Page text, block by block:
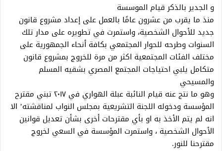
و الجدير بالذكر قيام الموسسة
منذ ما يقرب من عشرون عامًا بالعمل على إعداد مشروع قانون
جديد للأحوال الشخصية، واستمرت في تطويره على مدار تلك
السنوات وطرحه للحوار المجتمعي بكافة أنحاء الجمهورية على
مختلف الفئات المجتمعية اكثر من مرة للخروج بمشروع قانون
متكامل يلبي احتياجات المجتمع المصري بشقيه المسلم
والمسيحي
وهو ما نتج عنه قيام النائبة عبلة الهواري في ٢٠١٧ تبني مقترح
المؤسسة ودخوله اللجنة التشريعية بمجلس النواب لمناقشته’ الا
انه لم يتم الأخذ به او بأي مقترحات أخرى بشأن تعديل قوانين
الأحوال الشخصية ، واستمرت المؤسسة في السعي لخروج
مقترحنا للنور.